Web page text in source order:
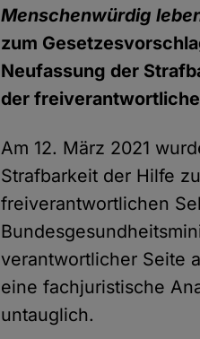
Menschenwürdig
zum
Neufassung der
der
Am 12. März 2021
Strafbarkeit der Hilfe
freiverantwortlichen
verantwortlicher Seite
eine fachjuristische
untauglich.